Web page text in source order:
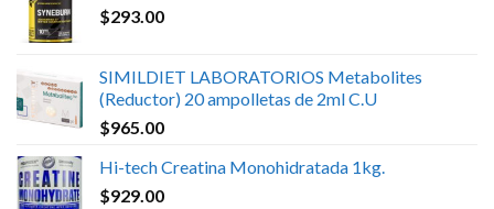
$293.00
SIMILDIET LABORATORIOS Metabolites
(Reductor) 20 ampolletas de 2ml C.U
$965.00
Hi-tech Creatina Monohidratada 1kg.
$929.00